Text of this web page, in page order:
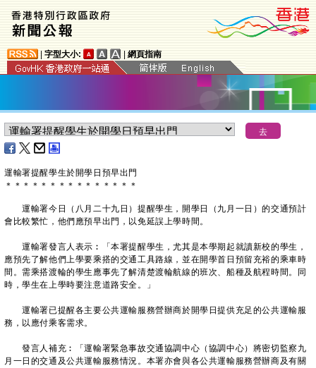
字型大小: 網頁指南
運輸署提醒學生於開學日預早出門
＊ ＊ ＊ ＊ ＊ ＊ ＊ ＊ ＊ ＊ ＊ ＊ ＊ ＊ ＊
運輸署今日（八月二十九日）提醒學生，開學日（九月一日）的交通預計
會比較繁忙，他們應預早出門，以免延誤上學時間。
運輸署發言人表示︰「本署提醒學生，尤其是本學期起就讀新校的學生，
應預先了解他們上學要乘搭的交通工具路線，並在開學首日預留充裕的乘車時
間。需乘搭渡輪的學生應事先了解清楚渡輪航線的班次、船種及航程時間。同
時，學生在上學時要注意道路安全。」
運輸署已提醒各主要公共運輸服務營辦商於開學日提供充足的公共運輸服
務，以應付乘客需求。
發言人補充︰「運輸署緊急事故交通協調中心（協調中心）將密切監察九
月一日的交通及公共運輸服務情況。本署亦會與各公共運輸服務營辦商及有關